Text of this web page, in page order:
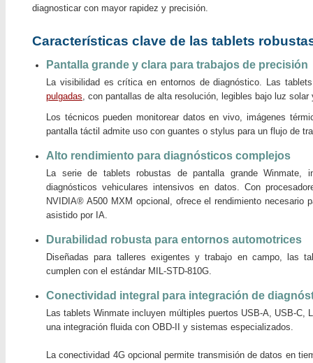
diagnosticar con mayor rapidez y precisión.
Características clave de las tablets
Pantalla grande y clara para trabajos de precisión
La visibilidad es crítica en entornos de diagnóstico. Las
pulgadas, con pantallas de alta resolución, legibles bajo luz
Los técnicos pueden monitorear datos en vivo, imágenes
pantalla táctil admite uso con guantes o stylus para un flujo de
Alto rendimiento para diagnósticos complejos
La serie de tablets robustas de pantalla grande Winmate,
diagnósticos vehiculares intensivos en datos. Con
NVIDIA® A500 MXM opcional, ofrece el rendimiento necesario
asistido por IA.
Durabilidad robusta para entornos automotrices
Diseñadas para talleres exigentes y trabajo en campo, las
cumplen con el estándar MIL-STD-810G.
Conectividad integral para integración de
Las tablets Winmate incluyen múltiples puertos USB-A, USB-C,
una integración fluida con OBD-II y sistemas especializados.
La conectividad 4G opcional permite transmisión de datos en